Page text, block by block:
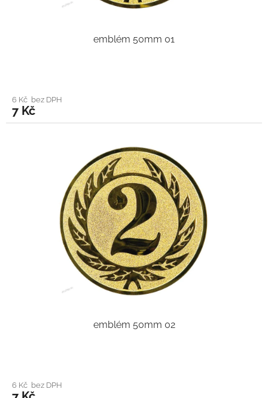
emblém 50mm 01
6 Kč bez DPH
7 Kč
emblém 50mm 02
6 Kč bez DPH